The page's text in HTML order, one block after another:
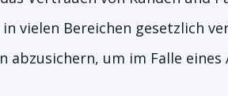
vielen Bereichen gesetzlich
abzusichern, um im Falle